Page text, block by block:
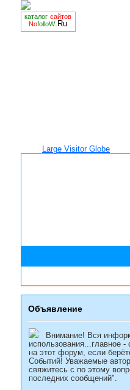
каталог сайтов
NofolloW.Ru
Large Visitor Globe
Объявление
Внимание! Вся
использования...главное
на этот форум, если
Событий! Уважаемые
свяжитесь с по этому
последних сообщений".